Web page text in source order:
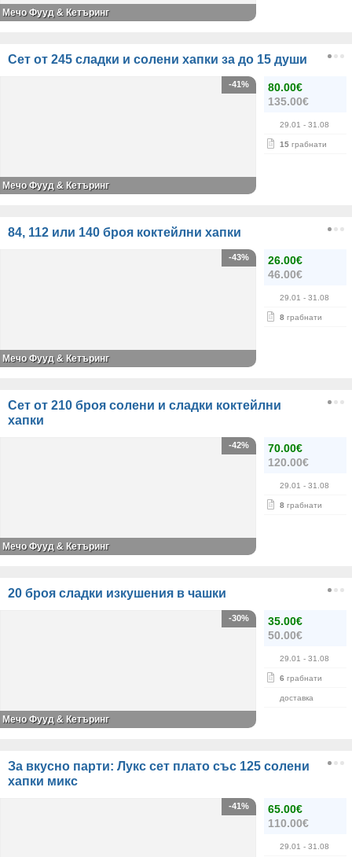
Мечо Фууд & Кетъринг
Сет от 245 сладки и солени хапки за до 15 души
80.00€
135.00€
29.01 - 31.08
15 грабнати
-41%
Мечо Фууд & Кетъринг
84, 112 или 140 броя коктейлни хапки
26.00€
46.00€
29.01 - 31.08
8 грабнати
-43%
Мечо Фууд & Кетъринг
Сет от 210 броя солени и сладки коктейлни
хапки
70.00€
120.00€
29.01 - 31.08
8 грабнати
-42%
Мечо Фууд & Кетъринг
20 броя сладки изкушения в чашки
35.00€
50.00€
29.01 - 31.08
6 грабнати
доставка
-30%
Мечо Фууд & Кетъринг
За вкусно парти: Лукс сет плато със 125 солени
хапки микс
65.00€
110.00€
29.01 - 31.08
-41%